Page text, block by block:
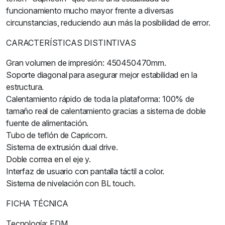
funcionamiento mucho mayor frente a diversas
circunstancias, reduciendo aun más la posibilidad de error.
CARACTERÍSTICAS DISTINTIVAS
Gran volumen de impresión: 450450470mm.
Soporte diagonal para asegurar mejor estabilidad en la
estructura.
Calentamiento rápido de toda la plataforma: 100% de
tamaño real de calentamiento gracias a sistema de doble
fuente de alimentación.
Tubo de teflón de Capricorn.
Sistema de extrusión dual drive.
Doble correa en el eje y.
Interfaz de usuario con pantalla táctil a color.
Sistema de nivelación con BL touch.
FICHA TÉCNICA